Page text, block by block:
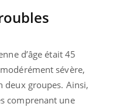
d’âge était 45
sévère,
deux groupes. Ainsi,
comprenant une